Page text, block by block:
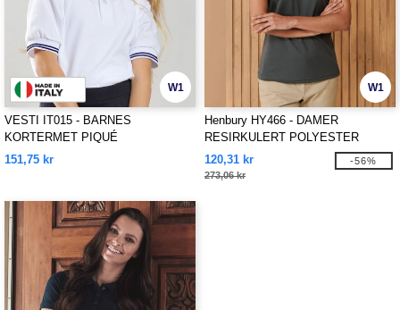
W1
VESTI IT015 - BARNES
KORTERMET PIQUÉ
POLOSKJORTE
151,75 kr
W1
Henbury HY466 - DAMER
RESIRKULERT POLYESTER
POLOSKJORTE
120,31 kr
273,06 kr
-56%